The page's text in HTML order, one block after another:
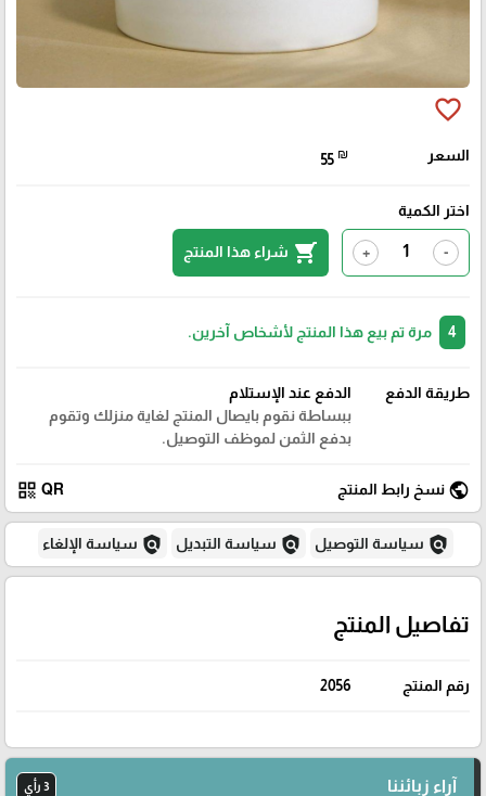
favorite_border
السعر 55 ₪
اختر الكمية
-
+
shopping_cart شراء هذا المنتج
مرة تم بيع هذا المنتج لأشخاص آخرين.
طريقة الدفع
الدفع عند الإستلام
ببساطة نقوم بايصال المنتج لغاية منزلك وتقوم
بدفع الثمن لموظف التوصيل.
public نسخ رابط المنتج QR
qr_code
policy سياسة التوصيل policy سياسة التبديل policy سياسة الإلغاء
تفاصيل المنتج
رقم المنتج 2056
آراء زبائننا 3 رأي